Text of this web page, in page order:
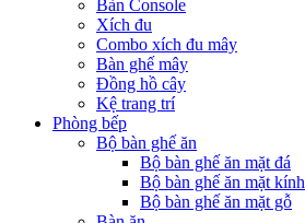
Bàn Console
Xích đu
Combo xích đu mây
Bàn ghế mây
Đồng hồ cây
Kệ trang trí
Phòng bếp
Bộ bàn ghế ăn
Bộ bàn ghế ăn mặt đá
Bộ bàn ghế ăn mặt kính
Bộ bàn ghế ăn mặt gỗ